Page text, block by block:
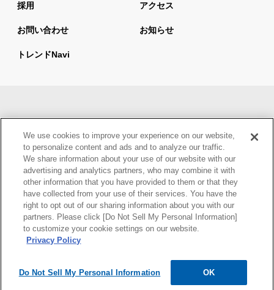
採用 アクセス
お問い合わせ お知らせ
トレンドnavi
情報セキュリティ基本方針 個人情報保護方針
ウェブアクセシビリティ方針
Copyright © Mynavi Corporation
We use cookies to improve your experience on our website,
to personalize content and ads and to analyze our traffic.
We share information about your use of our website with our
advertising and analytics partners, who may combine it with
other information that you have provided to them or that they
have collected from your use of their services. You have the
right to opt out of our sharing information about you with our
partners. Please click [Do Not Sell My Personal Information]
to customize your cookie settings on our website.
Privacy Policy
Do Not Sell My Personal Information OK